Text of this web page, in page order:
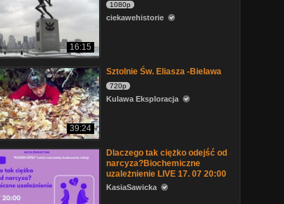
16:15
1080p
ciekawehistorie
39:24
Sztolnie Św. Eliasza -Bielawa
720p
Kulawa Eksploracja
Dlaczego tak ciężko odejść od
narcyza?Biochemiczne
uzależnienie LIVE 17. 07 20:00
KasiaSawicka